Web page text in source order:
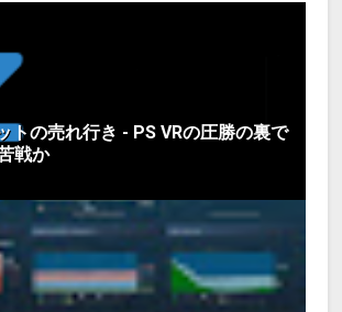
トの売れ行き - PS VRの圧勝の裏で
戦か